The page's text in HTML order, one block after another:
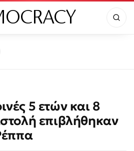
5 ετών και 8
επιβλήθηκαν